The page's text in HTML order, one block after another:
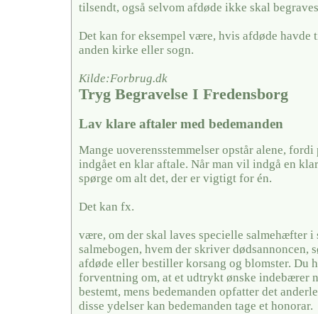
tilsendt, også selvom afdøde ikke skal
Det kan for eksempel være, hvis afdøde
anden kirke eller sogn.
Kilde:Forbrug.dk
Tryg Begravelse I Fredensborg
Lav klare aftaler med bedemanden
Mange uoverensstemmelser opstår alene,
indgået en klar aftale. Når man vil indgå en
spørge om alt det, der er vigtigt for én.
Det kan fx.
være, om der skal laves specielle salmehæfter i
salmebogen, hvem der skriver
afdøde eller bestiller korsang og blomster. Du
forventning om, at et udtrykt ønske indebærer
bestemt, mens bedemanden opfatter det
disse ydelser kan bedemanden tage et honorar.